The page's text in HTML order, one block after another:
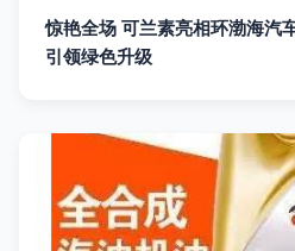
惊艳全场 可兰素亮相环渤海汽
引领绿色升级